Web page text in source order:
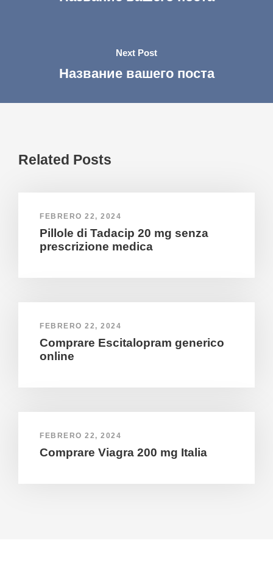
Next Post
Название вашего поста
Related Posts
FEBRERO 22, 2024
Pillole di Tadacip 20 mg senza
prescrizione medica
FEBRERO 22, 2024
Comprare Escitalopram generico
online
FEBRERO 22, 2024
Comprare Viagra 200 mg Italia